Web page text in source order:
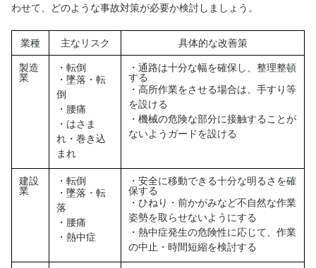
わせて、どのような事故対策が必要か検討しましょう。
業種 主なリスク 具体的な改善策
製造
業
・転倒
・墜落・転
倒
・腰痛
・はさま
れ・巻き込
まれ
・通路は十分な幅を確保し、整理整頓
する
・高所作業をさせる場合は、手すり等
を設ける
・機械の危険な部分に接触することが
ないようガードを設ける
建設
業
・転倒
・墜落・転
落
・腰痛
・熱中症
・安全に移動できる十分な明るさを確
保する
・ひねり・前かがみなど不自然な作業
姿勢を取らせないようにする
・熱中症発生の危険性に応じて、作業
の中止・時間短縮を検討する